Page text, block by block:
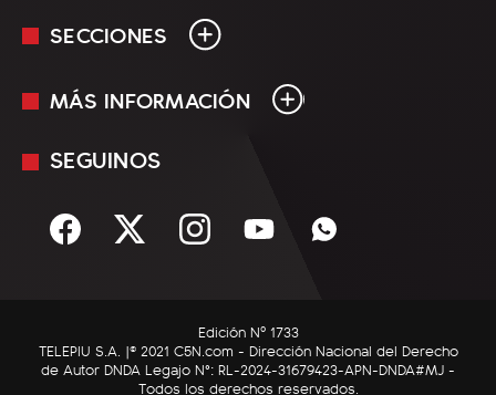
SECCIONES
En Vivo
Sociedad
C5N Autos
RatingCero
MÁS INFORMACIÓN
Mediakit
Términos y condiciones
SEGUINOS
Edición Nº 1733
TELEPIU S.A. |© 2021 C5N.com - Dirección Nacional del Derecho
de Autor DNDA Legajo N°: RL-2024-31679423-APN-DNDA#MJ -
Todos los derechos reservados.